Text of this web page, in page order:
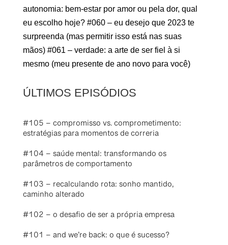
autonomia: bem-estar por amor ou pela dor, qual
eu escolho hoje? #060 – eu desejo que 2023 te
surpreenda (mas permitir isso está nas suas
mãos) #061 – verdade: a arte de ser fiel à si
mesmo (meu presente de ano novo para você)
ÚLTIMOS EPISÓDIOS
#105 – compromisso vs. comprometimento:
estratégias para momentos de correria
#104 – saúde mental: transformando os
parâmetros de comportamento
#103 – recalculando rota: sonho mantido,
caminho alterado
#102 – o desafio de ser a própria empresa
#101 – and we’re back: o que é sucesso?